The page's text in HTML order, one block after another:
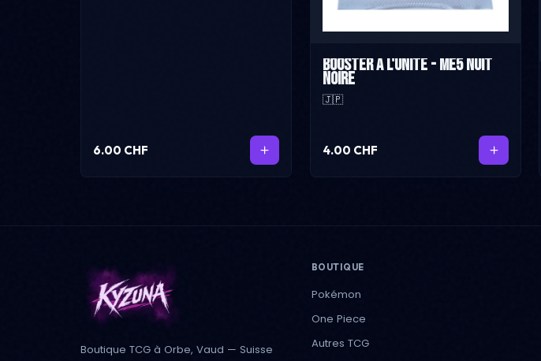
6.00 CHF
Booster à l'unité - ME5 Nuit
Noire
🇯🇵
4.00 CHF
Boutique TCG à Orbe, Vaud — Suisse
BOUTIQUE
Pokémon
One Piece
Autres TCG